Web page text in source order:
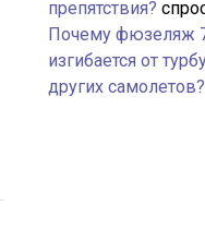
препятствия?
Почему фюзеляж
изгибается от
других самолетов?